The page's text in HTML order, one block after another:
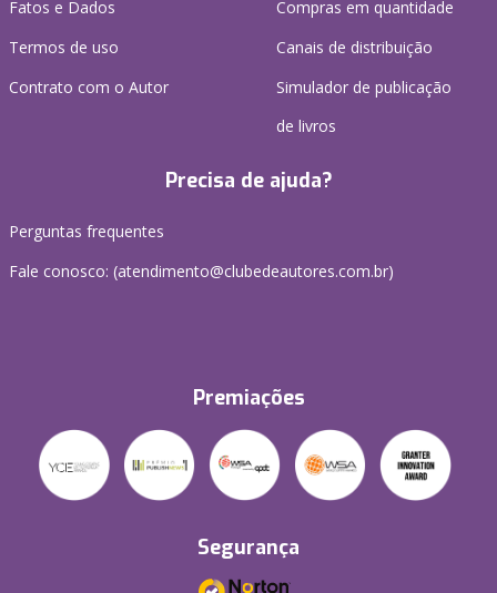
Fatos e Dados
Termos de uso
Contrato com o Autor
Compras em quantidade
Canais de distribuição
Simulador de publicação
de livros
Precisa de ajuda?
Perguntas frequentes
Fale conosco: (atendimento@clubedeautores.com.br)
Premiações
Segurança